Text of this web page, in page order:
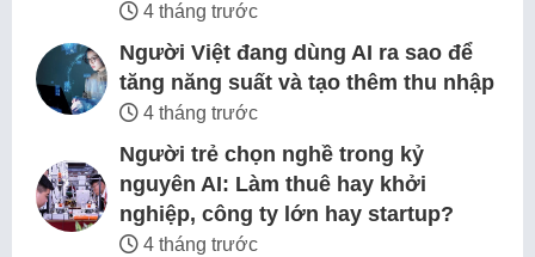
4 tháng trước
Người Việt đang dùng AI ra sao để
tăng năng suất và tạo thêm thu nhập
4 tháng trước
Người trẻ chọn nghề trong kỷ
nguyên AI: Làm thuê hay khởi
nghiệp, công ty lớn hay startup?
4 tháng trước